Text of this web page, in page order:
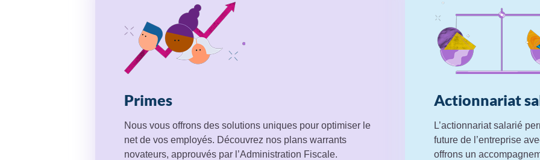
Primes
Nous vous offrons des solutions uniques pour optimiser le
net de vos employés. Découvrez nos plans warrants
novateurs, approuvés par l’Administration Fiscale.
Actionnariat
L’actionnariat salarié
future de l’entreprise
offrons un